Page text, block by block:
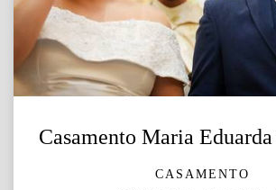
Casamento Maria
CASAMENTO